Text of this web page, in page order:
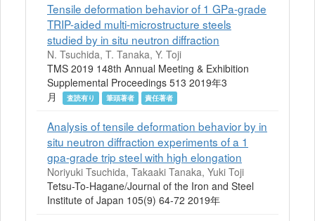
Tensile deformation behavior of 1 GPa-grade
TRIP-aided multi-microstructure steels
studied by in situ neutron diffraction
N. Tsuchida, T. Tanaka, Y. Toji
TMS 2019 148th Annual Meeting & Exhibition
Supplemental Proceedings 513 2019年3
月
査読有り 筆頭著者 責任著者
Analysis of tensile deformation behavior by in
situ neutron diffraction experiments of a 1
gpa-grade trip steel with high elongation
Noriyuki Tsuchida, Takaaki Tanaka, Yuki Toji
Tetsu-To-Hagane/Journal of the Iron and Steel
Institute of Japan 105(9) 64-72 2019年